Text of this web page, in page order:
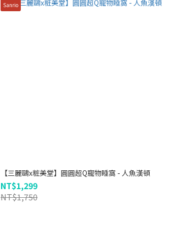
Sanrio
【三麗鷗x粧美堂】圓圓超Q寵物睡窩 - 人魚漢頓
NT$1,299
NT$1,750